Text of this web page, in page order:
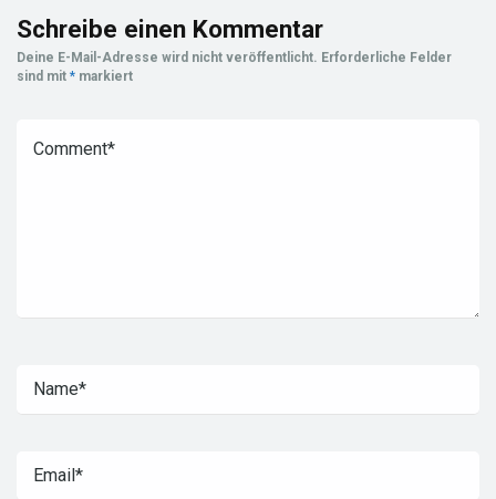
Schreibe einen Kommentar
Deine E-Mail-Adresse wird nicht veröffentlicht. Erforderliche Felder
sind mit * markiert